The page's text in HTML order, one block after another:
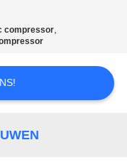
compressor,